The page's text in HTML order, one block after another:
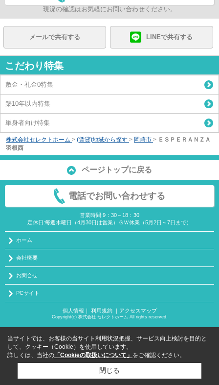
現況の確認はお気軽にお問い合わせください。
メールで共有する LINEで共有する
こだわり特集
敷金・礼金0特集
築10年以内特集
単身者向け特集
株式会社セレクトホーム > (賃貸)地域から探す > 岡崎市 > ＥＳＰＥＲＡＮＺＡ
羽根西
ページトップに戻る
電話でお問い合わせする
営業時間:9：30～18：30
定休日:毎週木曜日（4月30日は営業）ＧＷ休業（5月2日～7日まで）
ホーム
会社概要
お問合せ
PCサイト
個人情報 利用規約｜ アクセスマップ
Copyright(c) 株式会社 セレクトホーム All rights reserved.
当サイトでは、お客様の当サイト利用状況把握、サービス向上検討を目的と
して、クッキー（Cookie）を使用しています。
詳しくは、当社の 「Cookieの取扱いについて」 をご確認ください。
閉じる